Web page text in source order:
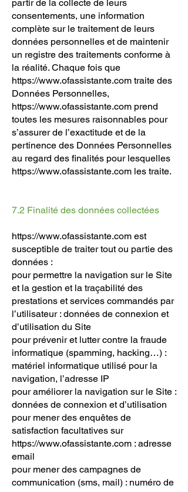
partir de la collecte de leurs
consentements, une information
complète sur le traitement de leurs
données personnelles et de maintenir
un registre des traitements conforme à
la réalité. Chaque fois que
https://www.ofassistante.com traite des
Données Personnelles,
https://www.ofassistante.com prend
toutes les mesures raisonnables pour
s’assurer de l’exactitude et de la
pertinence des Données Personnelles
au regard des finalités pour lesquelles
https://www.ofassistante.com les traite.
7.2 Finalité des données collectées
https://www.ofassistante.com est
susceptible de traiter tout ou partie des
données :
pour permettre la navigation sur le Site
et la gestion et la traçabilité des
prestations et services commandés par
l’utilisateur : données de connexion et
d’utilisation du Site
pour prévenir et lutter contre la fraude
informatique (spamming, hacking…) :
matériel informatique utilisé pour la
navigation, l’adresse IP
pour améliorer la navigation sur le Site :
données de connexion et d’utilisation
pour mener des enquêtes de
satisfaction facultatives sur
https://www.ofassistante.com : adresse
email
pour mener des campagnes de
communication (sms, mail) : numéro de